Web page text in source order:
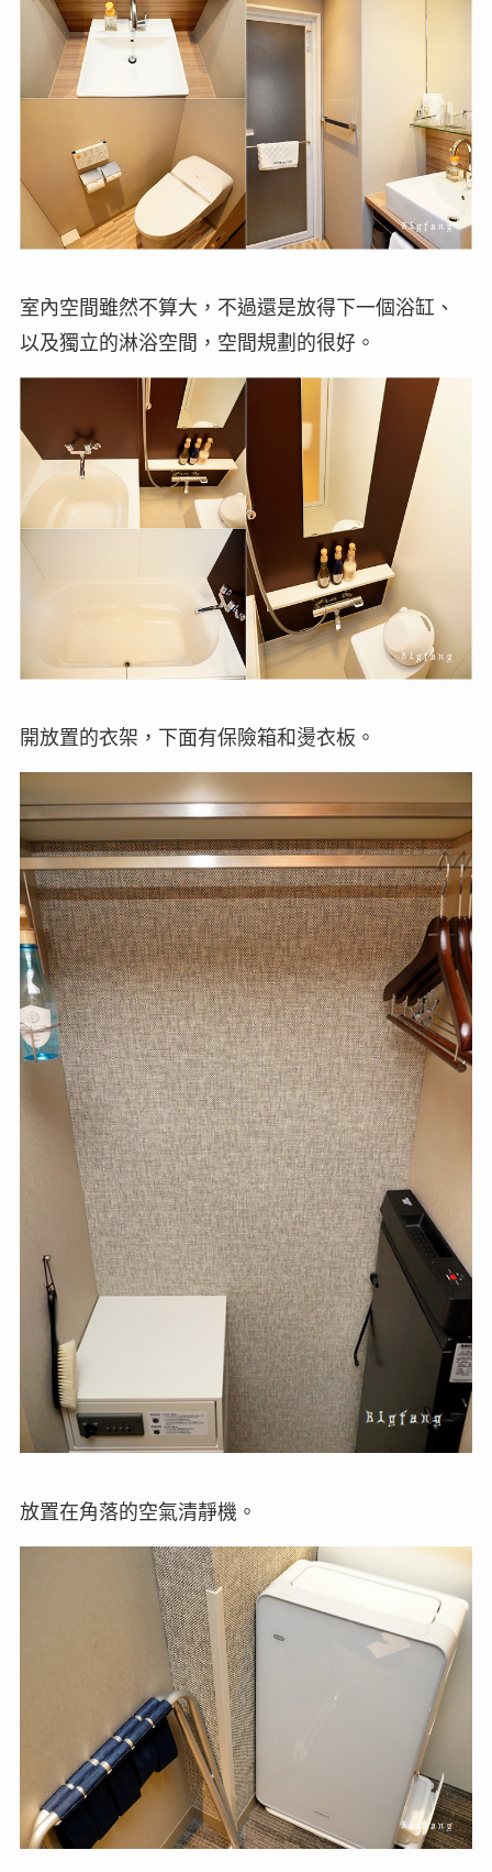
室內空間雖然不算大，不過還是放得下一個浴缸、
以及獨立的淋浴空間，空間規劃的很好。
開放置的衣架，下面有保險箱和燙衣板。
放置在角落的空氣清靜機。